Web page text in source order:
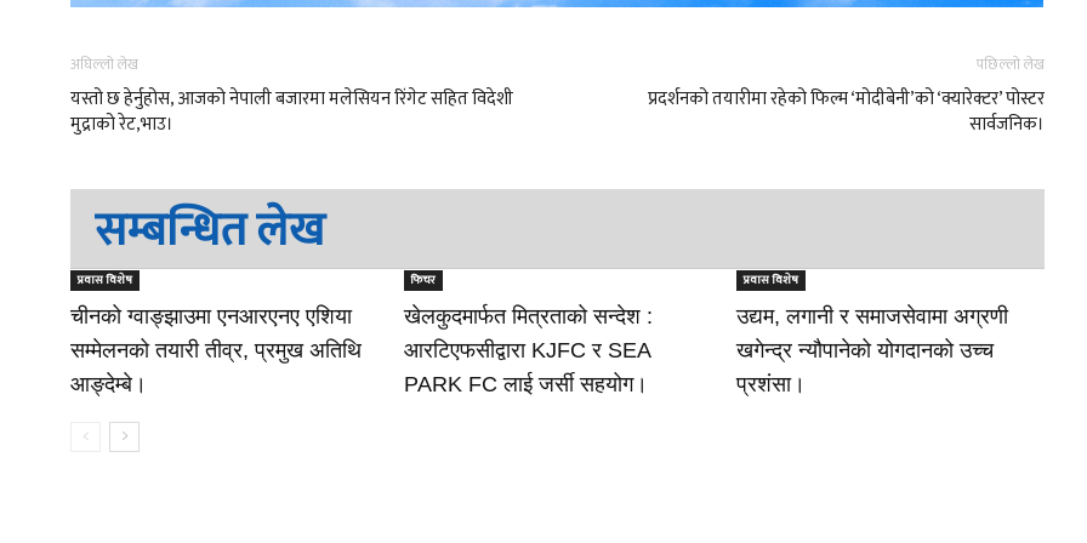
अघिल्लो लेख
यस्तो छ हेर्नुहोस, आजको नेपाली बजारमा मलेसियन रिंगेट सहित विदेशी
मुद्राको रेट,भाउ।
पछिल्लो लेख
प्रदर्शनको तयारीमा रहेको फिल्म ‘मोदीबेनी’को ‘क्यारेक्टर’ पोस्टर
सार्वजनिक।
सम्बन्धित लेख
प्रवास विशेष
चीनको ग्वाङ्झाउमा एनआरएनए एशिया
सम्मेलनको तयारी तीव्र, प्रमुख अतिथि
आङ्देम्बे।
फिचर
खेलकुदमार्फत मित्रताको सन्देश :
आरटिएफसीद्वारा KJFC र SEA
PARK FC लाई जर्सी सहयोग।
प्रवास विशेष
उद्यम, लगानी र समाजसेवामा अग्रणी
खगेन्द्र न्यौपानेको योगदानको उच्च
प्रशंसा।